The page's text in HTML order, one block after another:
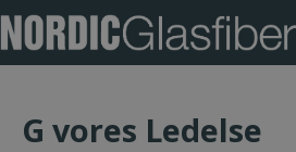
G vores Ledelse